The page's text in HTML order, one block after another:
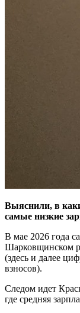
Выяснили, в
самые низкие
В мае 2026 года
Шарковщинском
(здесь и далее
взносов).
Следом идет
где средняя